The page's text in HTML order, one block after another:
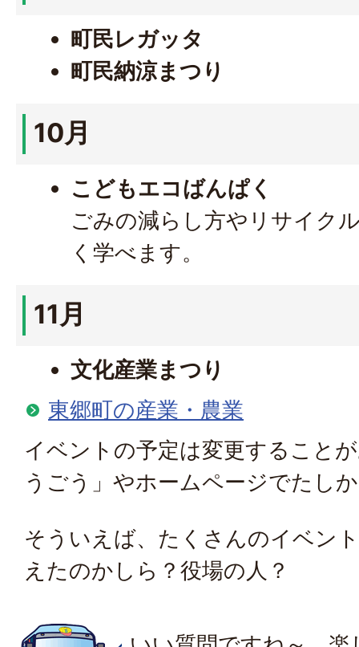
町民レガッタ
町民納涼まつり
10月
こどもエコばんぱく
ごみの減らし方やリサイク
く学べます。
11月
文化産業まつり
東郷町の産業・農業
イベントの予定は変更すること
うごう」やホームページでたし
そういえば、たくさんのイベン
えたのかしら？役場の人？